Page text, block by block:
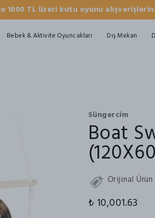
1000 TL üzeri kutu oyunu
Bebek & Aktivite Oyuncakları Dış Mekan
Süngercim
Boat
Orijinal Ürün
₺ 10,001.63